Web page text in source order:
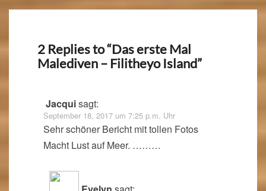
2 Replies to “Das erste Mal
Malediven – Filitheyo Island”
Jacquisagt:
September 18, 2017 um 7:25 p.m. Uhr
Sehr schöner Bericht mit tollen Fotos
Macht Lust auf Meer. ………